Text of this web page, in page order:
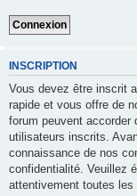
INSCRIPTION
Vous devez être inscrit
rapide et vous offre de
forum peuvent accorder
utilisateurs inscrits.
connaissance de nos
confidentialité. Veuillez
attentivement toutes les